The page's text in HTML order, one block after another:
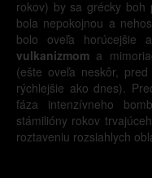
rokov) by sa grécky boh
bola nepokojnou a
bolo oveľa horúcejšie
vulkanizmom a
(ešte oveľa neskôr,
rýchlejšie ako dnes).
fáza intenzívneho
stámilióny rokov
roztaveniu rozsiahlych